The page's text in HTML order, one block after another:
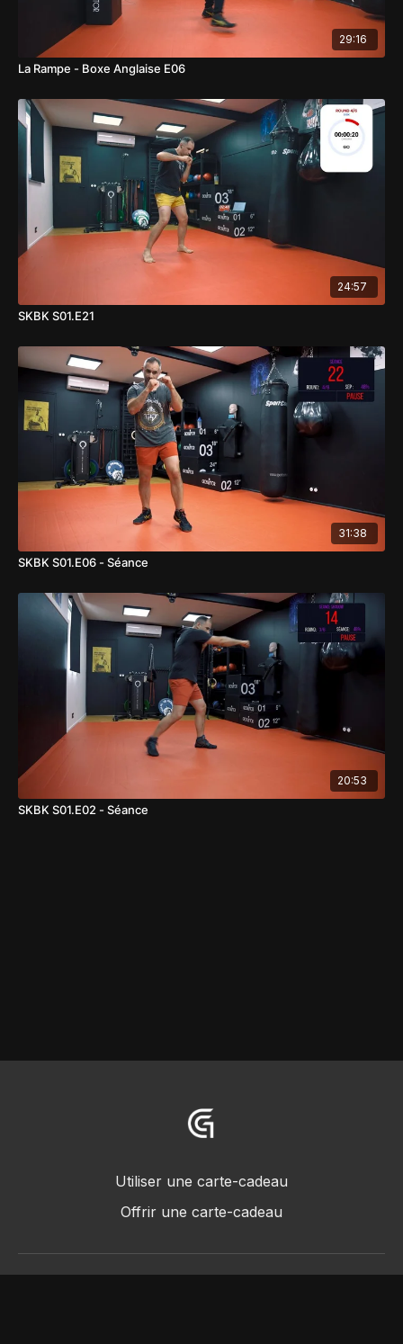
29:16
La Rampe - Boxe Anglaise E06
24:57
SKBK S01.E21
31:38
SKBK S01.E06 - Séance
20:53
SKBK S01.E02 - Séance
Utiliser une carte-cadeau
Offrir une carte-cadeau